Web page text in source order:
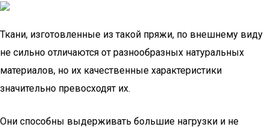
Ткани, изготовленные из такой пряжи, по внешнему виду
не сильно отличаются от разнообразных натуральных
материалов, но их качественные характеристики
значительно превосходят их.
Они способны выдерживать большие нагрузки и не